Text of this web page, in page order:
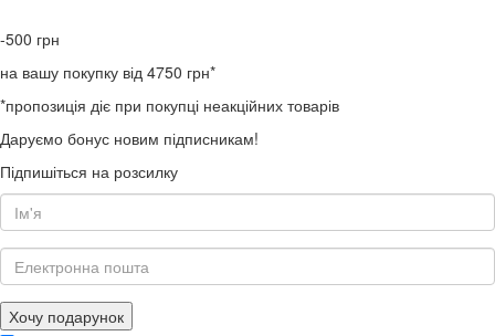
-500 грн
на вашу покупку від 4750 грн*
*пропозиція діє при покупці неакційних товарів
Даруємо бонус новим підписникам!
Підпишіться на розсилку
Хочу подарунок